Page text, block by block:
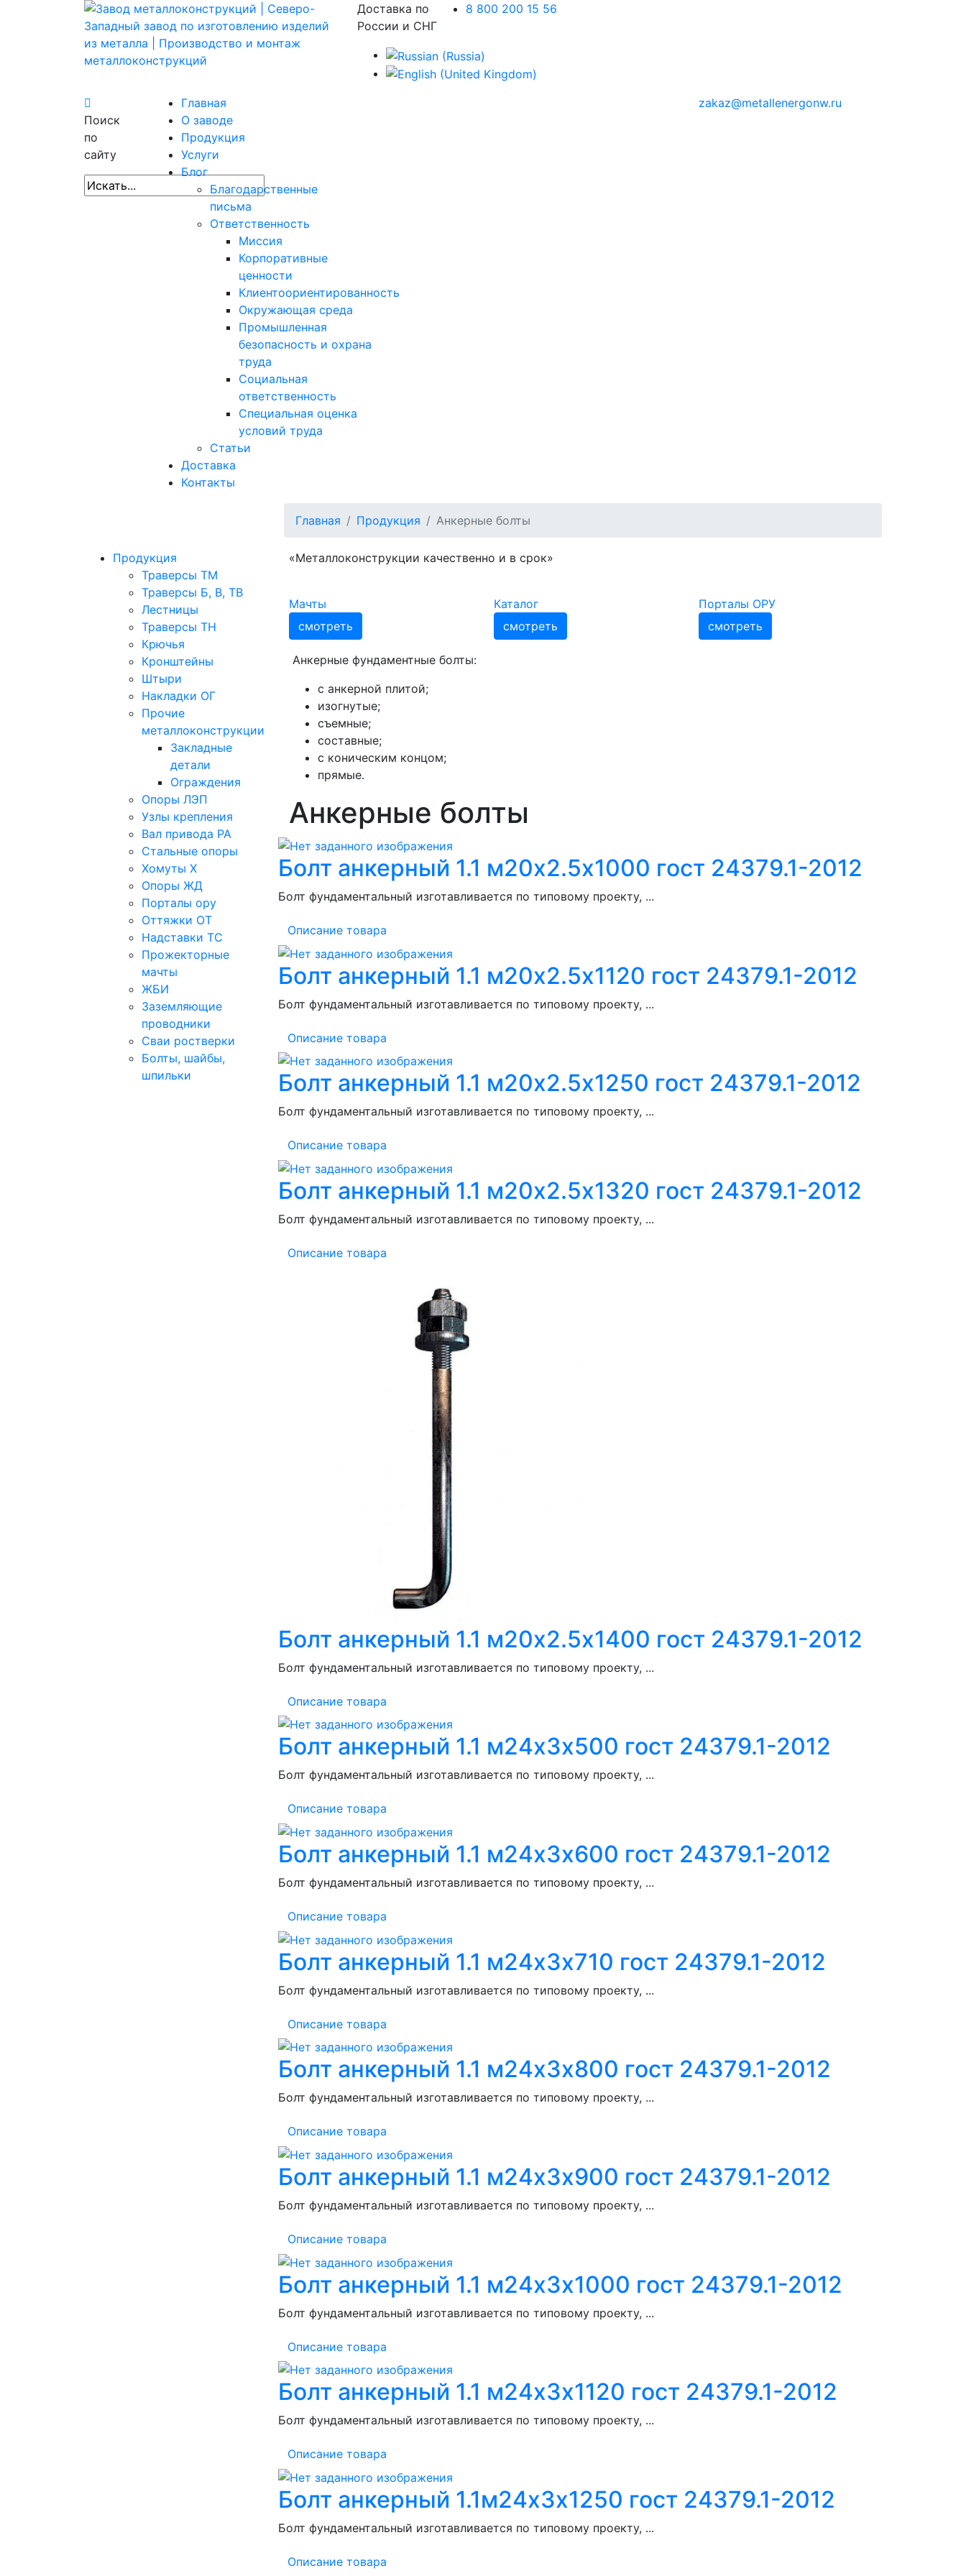
Доставка по
России и СНГ
8 800 200 15 56
Поиск
по
сайту
Главная
О заводе
Продукция
Услуги
Блог
Благодарственные
письма
Ответственность
Миссия
Корпоративные
ценности
Клиентоориентированность
Окружающая среда
Промышленная
безопасность и охрана
труда
Социальная
ответственность
Специальная оценка
условий труда
Статьи
Доставка
Контакты
zakaz@metallenergonw.ru
Главная Продукция Анкерные болты
Продукция
Траверсы ТМ
Траверсы Б, В, ТВ
Лестницы
Траверсы ТН
Крючья
Кронштейны
Штыри
Накладки ОГ
Прочие
металлоконструкции
Закладные
детали
Ограждения
Опоры ЛЭП
Узлы крепления
Вал привода РА
Стальные опоры
Хомуты Х
Опоры ЖД
Порталы ору
Оттяжки ОТ
Надставки ТС
Прожекторные
мачты
ЖБИ
Заземляющие
проводники
Сваи ростверки
Болты, шайбы,
шпильки
«Металлоконструкции качественно и в срок»
Мачты
смотреть
Каталог
смотреть
Порталы ОРУ
смотреть
Анкерные фундаментные болты:
с анкерной плитой;
изогнутые;
съемные;
составные;
с коническим концом;
прямые.
Анкерные болты
Болт анкерный 1.1 м20х2.5х1000 гост 24379.1-2012
Болт фундаментальный изготавливается по типовому проекту, ...
Описание товара
Болт анкерный 1.1 м20х2.5х1120 гост 24379.1-2012
Болт фундаментальный изготавливается по типовому проекту, ...
Описание товара
Болт анкерный 1.1 м20х2.5х1250 гост 24379.1-2012
Болт фундаментальный изготавливается по типовому проекту, ...
Описание товара
Болт анкерный 1.1 м20х2.5х1320 гост 24379.1-2012
Болт фундаментальный изготавливается по типовому проекту, ...
Описание товара
Болт анкерный 1.1 м20х2.5х1400 гост 24379.1-2012
Болт фундаментальный изготавливается по типовому проекту, ...
Описание товара
Болт анкерный 1.1 м24х3х500 гост 24379.1-2012
Болт фундаментальный изготавливается по типовому проекту, ...
Описание товара
Болт анкерный 1.1 м24х3х600 гост 24379.1-2012
Болт фундаментальный изготавливается по типовому проекту, ...
Описание товара
Болт анкерный 1.1 м24х3х710 гост 24379.1-2012
Болт фундаментальный изготавливается по типовому проекту, ...
Описание товара
Болт анкерный 1.1 м24х3х800 гост 24379.1-2012
Болт фундаментальный изготавливается по типовому проекту, ...
Описание товара
Болт анкерный 1.1 м24х3х900 гост 24379.1-2012
Болт фундаментальный изготавливается по типовому проекту, ...
Описание товара
Болт анкерный 1.1 м24х3х1000 гост 24379.1-2012
Болт фундаментальный изготавливается по типовому проекту, ...
Описание товара
Болт анкерный 1.1 м24х3х1120 гост 24379.1-2012
Болт фундаментальный изготавливается по типовому проекту, ...
Описание товара
Болт анкерный 1.1м24х3х1250 гост 24379.1-2012
Болт фундаментальный изготавливается по типовому проекту, ...
Описание товара